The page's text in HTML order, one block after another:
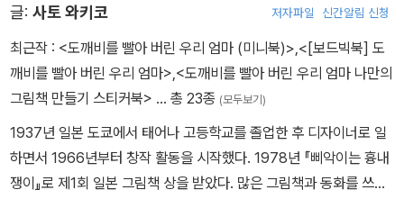
글: 사토 와키코 저자파일 신간알림 신청
최근작 : <도깨비를 빨아 버린 우리 엄마 (미니북)>,<[보드빅북] 도
깨비를 빨아 버린 우리 엄마>,<도깨비를 빨아 버린 우리 엄마 나만의
그림책 만들기 스티커북> … 총 23종 (모두보기)
1937년 일본 도쿄에서 태어나 고등학교를 졸업한 후 디자이너로 일
하면서 1966년부터 창작 활동을 시작했다. 1978년 『삐악이는 흉내
쟁이』로 제1회 일본 그림책 상을 받았다. 많은 그림책과 동화를 쓰면